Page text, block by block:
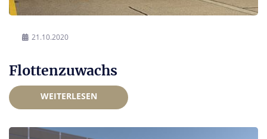
21.10.2020
Flottenzuwachs
WEITERLESEN